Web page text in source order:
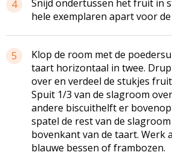
4
Snijd ondertussen het fruit in
hele exemplaren apart voor
5
Klop de room met de
taart horizontaal in twee.
over en verdeel de stukjes
Spuit 1/3 van de slagroom
andere biscuithelft er
spatel de rest van de
bovenkant van de taart. Werk
blauwe bessen of frambozen.